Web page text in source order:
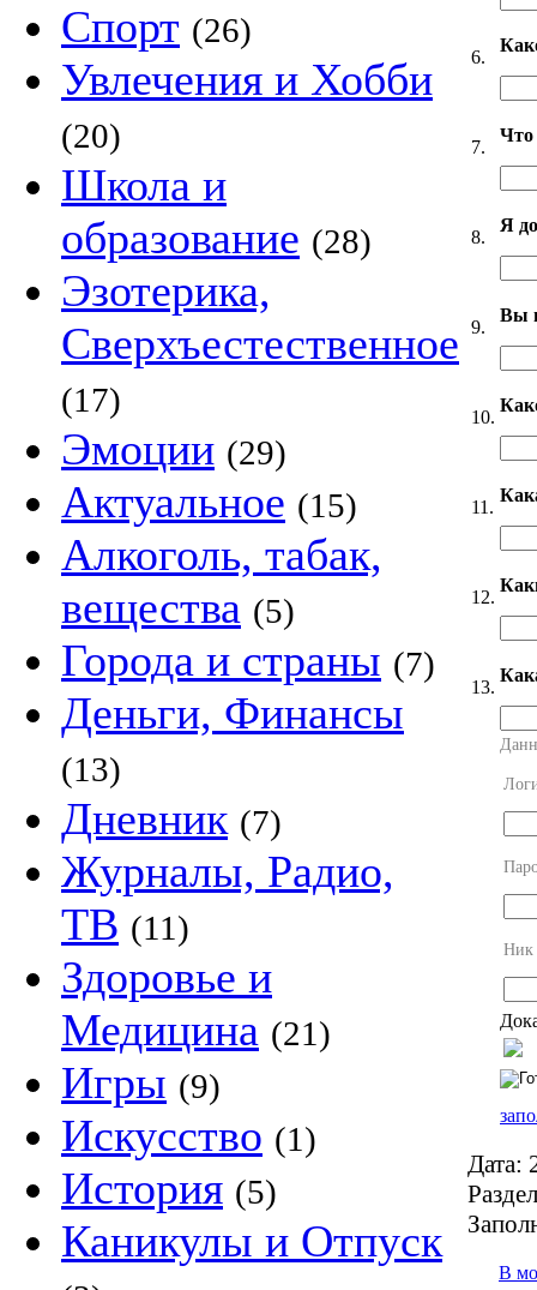
Спорт (26)
Увлечения и Хобби
(20)
Школа и
образование (28)
Эзотерика,
Сверхъестественное
(17)
Эмоции (29)
Актуальное (15)
Алкоголь, табак,
вещества (5)
Города и страны (7)
Деньги, Финансы
(13)
Дневник (7)
Журналы, Радио,
ТВ (11)
Здоровье и
Медицина (21)
Игры (9)
Искусство (1)
История (5)
Каникулы и Отпуск
6.
7.
Что
8.
Я
9.
Вы
10.
11.
12.
13.
Ник
Дата:
В